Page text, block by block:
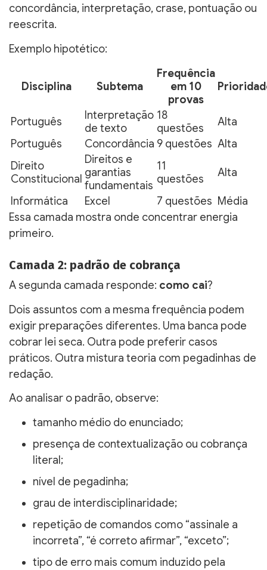
concordância, interpretação, crase, pontuação ou
reescrita.
Exemplo hipotético:
Disciplina Subtema
Frequência
em 10
provas
Português
Interpretação
de texto
18
questões
Alta
Português
Concordância 9 questões Alta
Direito
Constitucional
Direitos e
garantias
fundamentais
11
questões
Alta
Informática Excel 7 questões Média
Essa camada mostra onde concentrar energia
primeiro.
Camada 2: padrão de cobrança
A segunda camada responde: como cai?
Dois assuntos com a mesma frequência podem
exigir preparações diferentes. Uma banca pode
cobrar lei seca. Outra pode preferir casos
práticos. Outra mistura teoria com pegadinhas de
redação.
Ao analisar o padrão, observe:
tamanho médio do enunciado;
presença de contextualização ou cobrança
literal;
nível de pegadinha;
grau de interdisciplinaridade;
repetição de comandos como “assinale a
incorreta”, “é correto afirmar”, “exceto”;
tipo de erro mais comum induzido pela